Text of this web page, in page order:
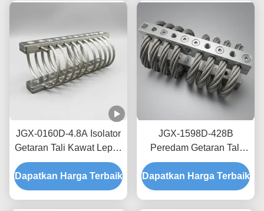
JGX-0160D-4.8A Isolator
Getaran Tali Kawat Lepas
Pantai Laut Bebas
Perawatan Shock Mount
Baja Tahan Karat
Dapatkan Harga Terbaik
JGX-1598D-428B
Peredam Getaran Tali
Kawat Tanpa Creep,
Gesekan Bebas Oli,
Peredam untuk
Dapatkan Harga Terbaik